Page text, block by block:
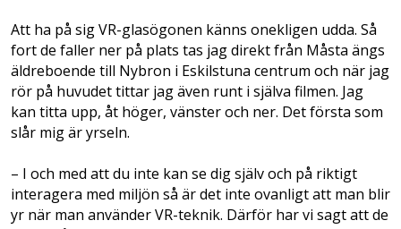
Att ha på sig VR-glasögonen känns onekligen udda. Så
fort de faller ner på plats tas jag direkt från Måsta ängs
äldreboende till Nybron i Eskilstuna centrum och när jag
rör på huvudet tittar jag även runt i själva filmen. Jag
kan titta upp, åt höger, vänster och ner. Det första som
slår mig är yrseln.
– I och med att du inte kan se dig själv och på riktigt
interagera med miljön så är det inte ovanligt att man blir
yr när man använder VR-teknik. Därför har vi sagt att de